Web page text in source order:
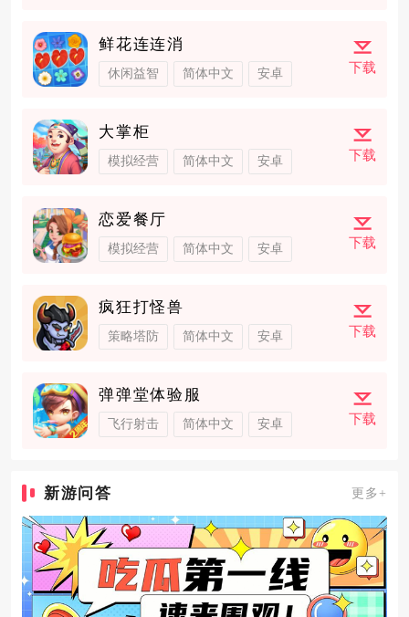
鲜花连连消
休闲益智 简体中文 安卓 下载
大掌柜
模拟经营 简体中文 安卓 下载
恋爱餐厅
模拟经营 简体中文 安卓 下载
疯狂打怪兽
策略塔防 简体中文 安卓 下载
弹弹堂体验服
飞行射击 简体中文 安卓 下载
新游问答 更多+